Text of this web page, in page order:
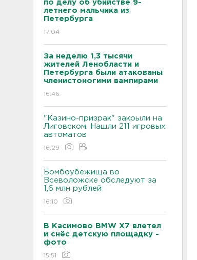
по делу об убийстве 9-
летнего мальчика из
Петербурга
17:04
За неделю 1,3 тысячи
жителей Ленобласти и
Петербурга были атакованы
членистоногими вампирами
16:46
"Казино-призрак" закрыли на
Лиговском. Нашли 211 игровых
автоматов
16:29
Бомбоубежища во
Всеволожске обследуют за
1,6 млн рублей
16:10
В Касимово BMW X7 влетел
и снёс детскую площадку -
фото
15:51